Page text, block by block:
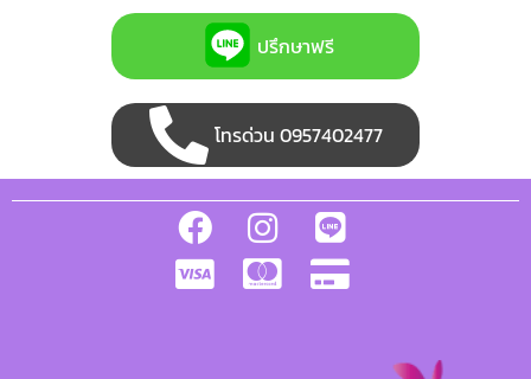
ปรึกษาฟรี
โทรด่วน 0957402477